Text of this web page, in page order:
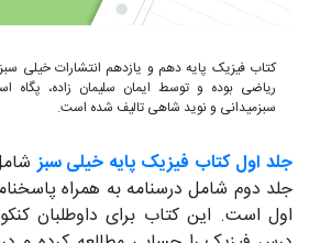
کتاب فیزیک پایه دهم و یازدهم انتشارات خیلی
ریاضی بوده و توسط ایمان سلیمان زاده،
سبزمیدانی و نوید شاهی تالیف شده است.
جلد اول کتاب فیزیک پایه خیلی سبز
جلد دوم شامل درسنامه به همراه
اول است. این کتاب برای داوطلبان